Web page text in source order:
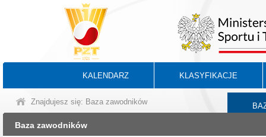
KALENDARZ KLASYFIKACJE
Znajdujesz się: Baza zawodników
Baza zawodników